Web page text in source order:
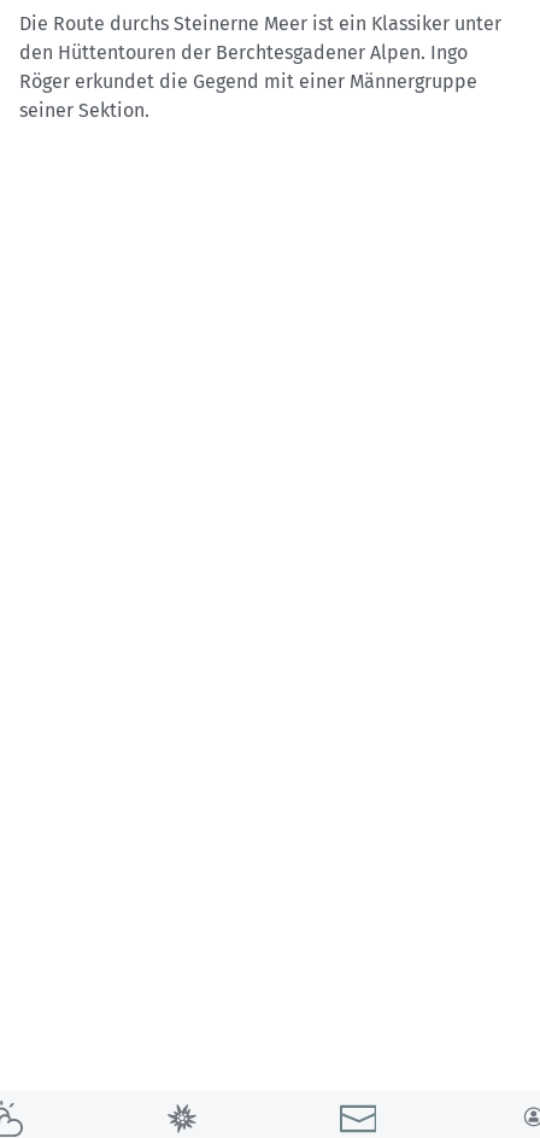
Die Route durchs Steinerne Meer ist ein Klassiker unter
den Hüttentouren der Berchtesgadener Alpen. Ingo
Röger erkundet die Gegend mit einer Männergruppe
seiner Sektion.